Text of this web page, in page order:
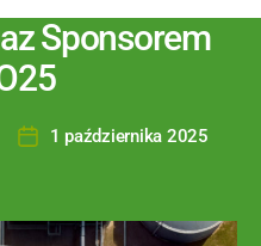
Sponsorem
1 października 2025